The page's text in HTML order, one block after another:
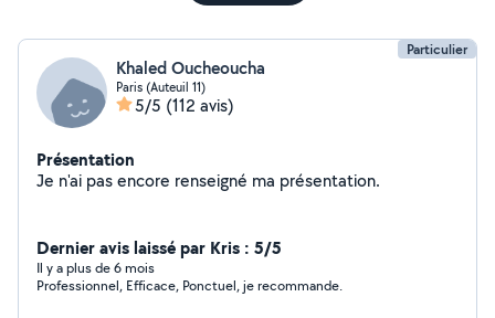
Particulier
Khaled Oucheoucha
Paris (Auteuil 11)
5/5 (112 avis)
Présentation
Je n'ai pas encore renseigné ma présentation.
Dernier avis laissé par Kris : 5/5
Il y a plus de 6 mois
Professionnel, Efficace, Ponctuel, je recommande.